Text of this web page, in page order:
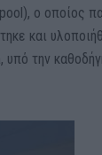
ο οποίος
και
υπό την